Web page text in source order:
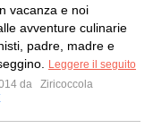
vacanza e noi
avventure culinarie
padre, madre e
Leggere il seguito
da
Ziricoccola